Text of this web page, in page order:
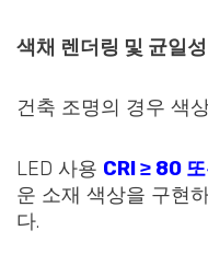
색채 렌더링 및 균일성
건축 조명의 경우 색
LED 사용 CRI ≥ 80
운 소재 색상을 구현
다.